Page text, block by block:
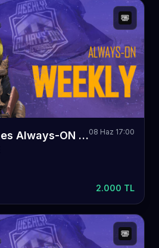
TETO Games Always-ON PUBG Mobile Weekly 8008 Haz 17:00
2.000 TL